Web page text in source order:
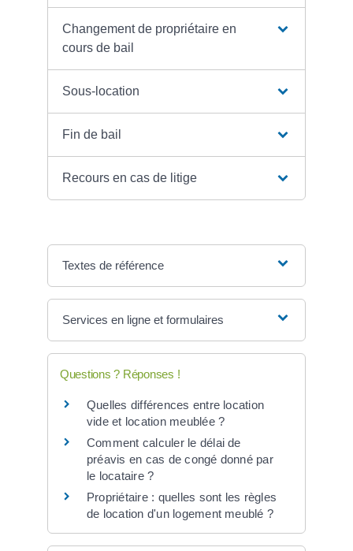
Changement de propriétaire en
cours de bail
Sous-location
Fin de bail
Recours en cas de litige
Textes de référence
Services en ligne et formulaires
Questions ? Réponses !
Quelles différences entre location
vide et location meublée ?
Comment calculer le délai de
préavis en cas de congé donné par
le locataire ?
Propriétaire : quelles sont les règles
de location d'un logement meublé ?